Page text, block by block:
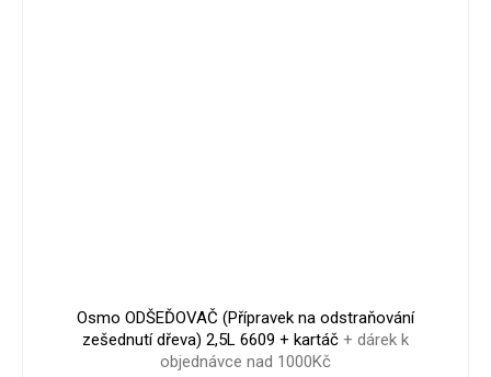
Osmo ODŠEĎOVAČ (Přípravek na odstraňování
zešednutí dřeva) 2,5L 6609 + kartáč + dárek k
objednávce nad 1000Kč